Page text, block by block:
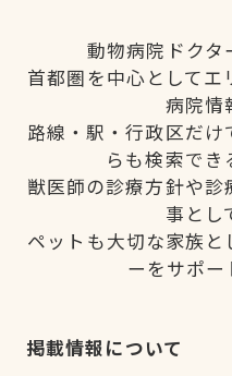
動物病院ドクタ
首都圏を中心として
病院情
路線・駅・行政区だ
らも検索でき
獣医師の診療方針や
事とし
ペットも大切な家族
ーをサポー
掲載情報について